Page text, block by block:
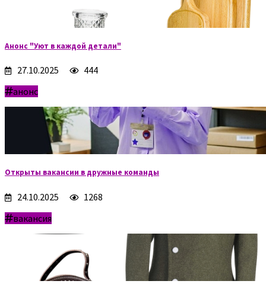
Анонс "Уют в каждой детали"
27.10.2025
444
анонс
Открыты вакансии в дружные команды
24.10.2025
1268
вакансия